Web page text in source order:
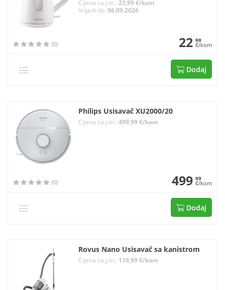
Cijena za j.m.: 22,99 €/kom
Vrijedi do: 06.09.2026
(0) 22 99
€/kom
Dodaj
Philips Usisavač XU2000/20
Cijena za j.m.: 499,99 €/kom
(0) 499 99
€/kom
Dodaj
Rovus Nano Usisavač sa kanistrom
Cijena za j.m.: 119,99 €/kom